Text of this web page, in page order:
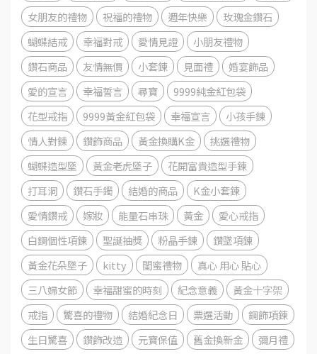
女朋友的禮物
祝福的禮物 週年快樂
玫瑰金鑽石
蝴蝶結戒
幸福對戒 愛情見證
小朋友禮物
鑽石商品
友情無價 小套鍊 見面禮
婚宴飾品
愛的宣言
幸福誓言 尋寶
9999純金紅包袋
花型戒指
9999黃金紅包袋 幸福宣言
小孩手鍊
情人對鍊
鑽飾商品 黃金換購K金
挑選禮物
蝴蝶造型墜
黃金老虎墜子
花開富貴造型手鍊
打耳洞
鑽石手鐲 結婚的商品
K金小套鍊
愛情鑽戒
嫁妝 能量石串珠 黃金
愛心戒指
白鋼個性項鍊
聖誕抽獎 粉晶手鍊
鑽墜項鍊
黃金花朵墜子
kitty 閨蜜禮物
真心 用心 貼心
三八婦女節
幸福甜蜜的時刻 紀念意義
黃金十字架
戒指
驚喜的禮物 結婚紀念日 票選活動
鋼飾項鍊
生日驚喜
鑽飾改造 元寶保值 舊金換新金
彌月禮